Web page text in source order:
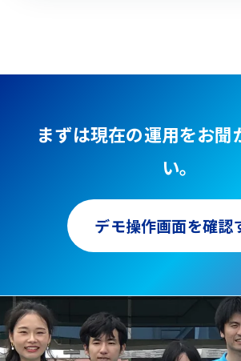
まずは現在の運用をお聞
い。
デモ操作画面を確認